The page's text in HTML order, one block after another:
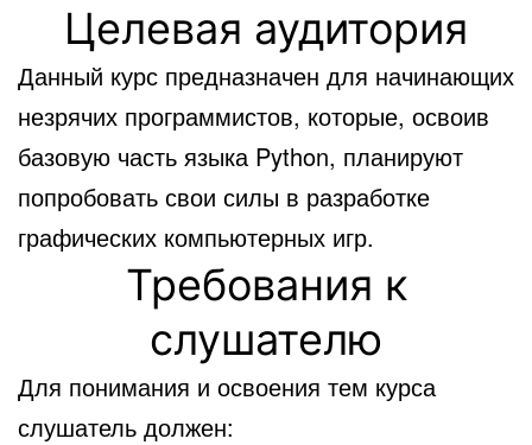
Целевая аудитория
Данный курс предназначен для начинающих
незрячих программистов, которые, освоив
базовую часть языка Python, планируют
попробовать свои силы в разработке
графических компьютерных игр.
Требования к
слушателю
Для понимания и освоения тем курса
слушатель должен: